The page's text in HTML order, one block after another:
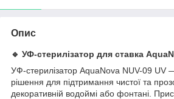
Опис
🔹 УФ-стерилізатор для ставка
УФ-стерилізатор AquaNova NUV-09 UV
рішення для підтримання чистої та
декоративній водоймі або фонтані.